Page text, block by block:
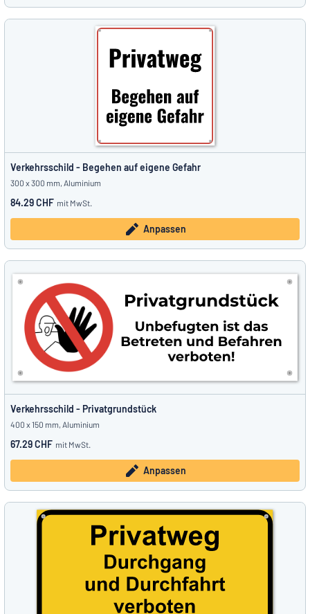
Verkehrsschild - Begehen auf eigene Gefahr
300 x 300 mm, Aluminium
84.29 CHF mit MwSt.
Anpassen
Verkehrsschild - Privatgrundstück
400 x 150 mm, Aluminium
67.29 CHF mit MwSt.
Anpassen